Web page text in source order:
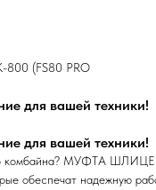
800 (FS80 PRO
для вашей техники!
для вашей техники!
комбайна? МУФТА
обеспечат надежную